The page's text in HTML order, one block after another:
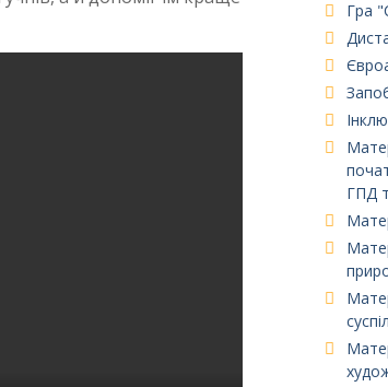
Гра
ГПД